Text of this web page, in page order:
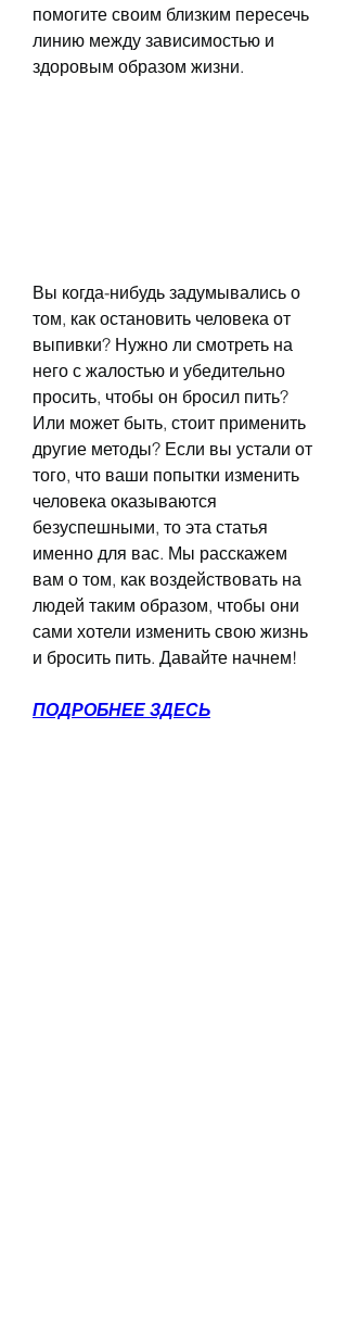
помогите своим близким пересечь
линию между зависимостью и
здоровым образом жизни.
Вы когда-нибудь задумывались о
том, как остановить человека от
выпивки? Нужно ли смотреть на
него с жалостью и убедительно
просить, чтобы он бросил пить?
Или может быть, стоит применить
другие методы? Если вы устали от
того, что ваши попытки изменить
человека оказываются
безуспешными, то эта статья
именно для вас. Мы расскажем
вам о том, как воздействовать на
людей таким образом, чтобы они
сами хотели изменить свою жизнь
и бросить пить. Давайте начнем!
ПОДРОБНЕЕ ЗДЕСЬ